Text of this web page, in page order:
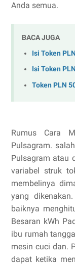
Anda semua.
BACA JUGA
Isi Token
Isi Token
Token PLN
Rumus Cara
Pulsagram.
Pulsagram atau
variabel struk
membelinya
yang
baiknya
Besaran kWh
ibu rumah
mesin cuci dan.
dapat ketika